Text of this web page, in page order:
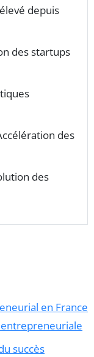
depuis
des startups
des
des
en France
entrepreneuriale
succès